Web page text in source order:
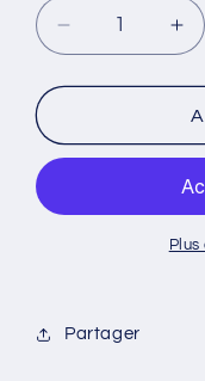
Réduire
la
quantité
Cours
complet
Canada
la
de
Partager